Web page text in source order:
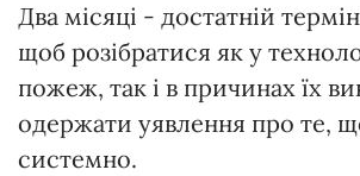
Два місяці - достатній
щоб розібратися як у
пожеж, так і в причинах їх
одержати уявлення про те,
системно.